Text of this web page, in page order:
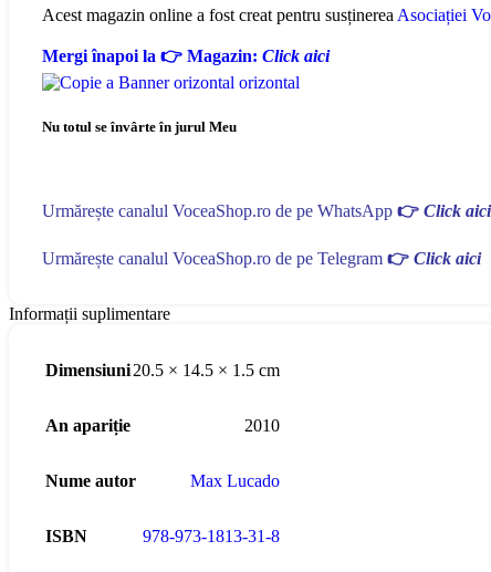
Acest magazin online a fost creat pentru susținereaAsociației
Mergi înapoi la 👉 Magazin: Click aici
Nu totul se învârte în jurul Meu
Urmărește canalul VoceaShop.ro de pe WhatsApp 👉 Click aici
Urmărește canalul VoceaShop.ro de pe Telegram 👉 Click aici
Informații suplimentare
Dimensiuni20.5 × 14.5 × 1.5 cm
An apariție 2010
Nume autor Max Lucado
ISBN 978-973-1813-31-8